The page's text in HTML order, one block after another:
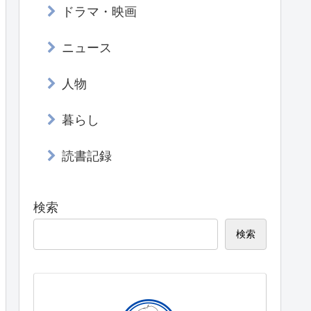
ドラマ・映画
ニュース
人物
暮らし
読書記録
検索
検索